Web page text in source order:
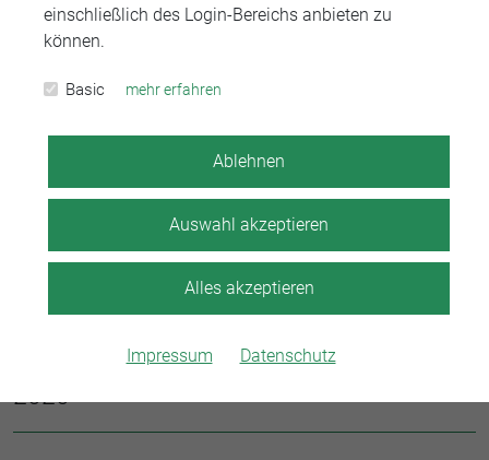
einschließlich des Login-Bereichs anbieten zu
können.
Basic mehr erfahren
Ablehnen
Auswahl akzeptieren
Alles akzeptieren
Impressum Datenschutz
2025
2023
2022
2021
2020